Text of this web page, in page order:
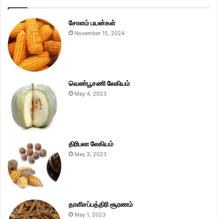
சோளம் பயன்கள்
November 15, 2024
வெண்பூசணி லேகியம்
May 4, 2023
திரிபலா லேகியம்
May 3, 2023
தாளிசப்பத்திரி சூரணம்
May 1, 2023